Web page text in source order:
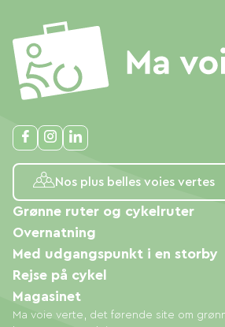
Nos plus belles voies vertes
Ma voie verte, det førende site om
Grønne ruter og cykelruter
Overnatning
Med udgangspunkt i en storby
Rejse på cykel
Magasinet